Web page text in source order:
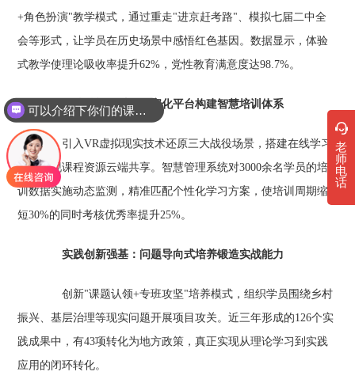
+角色扮演"教学模式，通过重走"进京赶考路"、模拟七届二中全
会等形式，让学员在历史场景中感悟红色基因。数据显示，体验
式教学使理论吸收率提升62%，党性教育满意度达98.7%。
科技赋能提质：数字化平台构建智慧培训体系‌
引入VR虚拟现实技术还原三大战役场景，搭建在线学习
平台实现课程资源云端共享。智慧管理系统对3000余名学员的培
训数据实施动态监测，精准匹配个性化学习方案，使培训周期缩
短30%的同时考核优秀率提升25%。
实践创新强基：问题导向式培养锻造实战能力‌
创新"课题认领+专班攻坚"培养模式，组织学员围绕乡村
振兴、基层治理等现实问题开展项目攻关。近三年形成的126个实
践成果中，有43项转化为地方政策，真正实现从理论学习到实践
应用的闭环转化。
老
师
电
话
你们是怎么收费的呢